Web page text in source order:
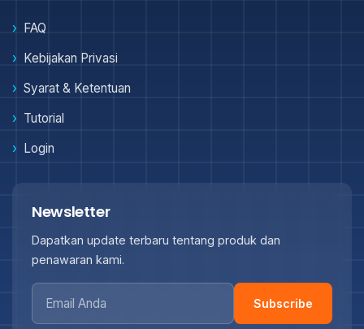
FAQ
Kebijakan Privasi
Syarat & Ketentuan
Tutorial
Login
Newsletter
Dapatkan update terbaru tentang produk dan
penawaran kami.
Subscribe